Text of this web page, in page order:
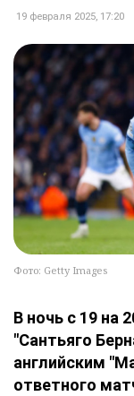
19 февраля 2025, 17:20
Фото: Getty Images
В ночь с 19 на
"Сантьяго
английским
ответного